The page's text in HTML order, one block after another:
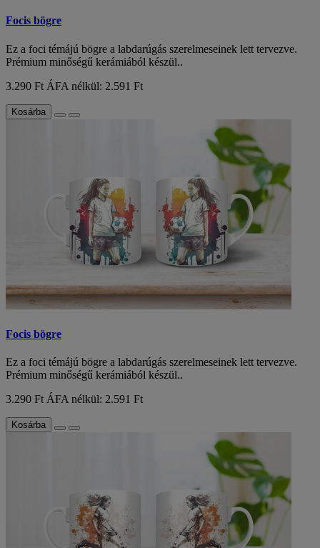
Focis bögre
Ez a foci témájú bögre a labdarúgás szerelmeseinek lett tervezve.
Prémium minőségű kerámiából készül..
3.290 Ft ÁFA nélkül: 2.591 Ft
Kosárba
Focis bögre
Ez a foci témájú bögre a labdarúgás szerelmeseinek lett tervezve.
Prémium minőségű kerámiából készül..
3.290 Ft ÁFA nélkül: 2.591 Ft
Kosárba